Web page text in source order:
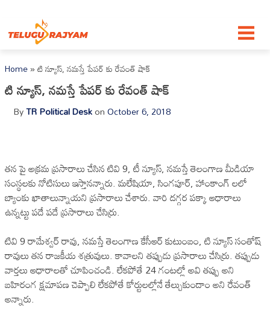
Home»టి న్యూస్, నమస్తే పేపర్ కు రేవంత్ షాక్
టి న్యూస్, నమస్తే పేపర్ కు రేవంత్ షాక్
ByTR Political DeskonOctober 6, 2018
తన పై అక్రమ ప్రసారాలు చేసిన టివి 9, టీ న్యూస్, నమస్తే తెలంగాణ మీడియా
సంస్థలకు నోటిసులు ఇస్తానన్నారు. మలేషియా, సింగపూర్, హాంకాంగ్ లలో
బ్యాంకు ఖాతాలున్నాయని ప్రసారాలు చేశారు. వారి దగ్గర పక్కా ఆధారాలు
ఉన్నట్టు పదే పదే ప్రసారాలు చేసిర్రు.
టివి 9 రామేశ్వర్ రావు, నమస్తే తెలంగాణ కేసీఆర్ కుటుంబం, టి న్యూస్ సంతోష్
రావులు తన రాజకీయ శత్రువులు. కావాలని తప్పుడు ప్రసారాలు చేసిర్రు. తప్పుడు
వార్తలు ఆధారాలతో చూపించండి. లేకపోతే 24 గంటల్లో అవి తప్పు అని
బహిరంగ క్షమాపణ చెప్పాలి లేకపోతే కోర్టులల్లోనే తేల్చుకుందాం అని రేవంత్
అన్నారు.